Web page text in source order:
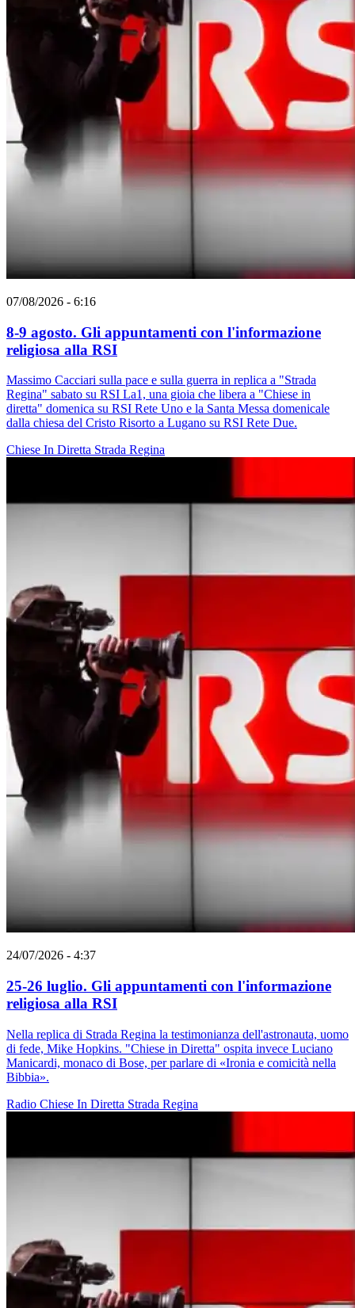
07/08/2026 - 6:16
8-9 agosto. Gli appuntamenti con l'informazione
religiosa alla RSI
Massimo Cacciari sulla pace e sulla guerra in replica a "Strada
Regina" sabato su RSI La1, una gioia che libera a "Chiese in
diretta" domenica su RSI Rete Uno e la Santa Messa domenicale
dalla chiesa del Cristo Risorto a Lugano su RSI Rete Due.
Chiese In Diretta Strada Regina
24/07/2026 - 4:37
25-26 luglio. Gli appuntamenti con l'informazione
religiosa alla RSI
Nella replica di Strada Regina la testimonianza dell'astronauta, uomo
di fede, Mike Hopkins. "Chiese in Diretta" ospita invece Luciano
Manicardi, monaco di Bose, per parlare di «Ironia e comicità nella
Bibbia».
Radio Chiese In Diretta Strada Regina